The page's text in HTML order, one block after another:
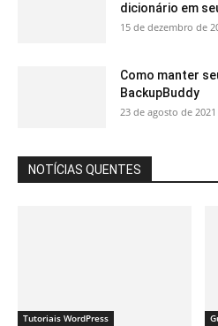
dicionário em
15 de dezembro de
Como manter
BackupBuddy
23 de agosto de 2021
NOTÍCIAS QUENTES
Tutoriais WordPress